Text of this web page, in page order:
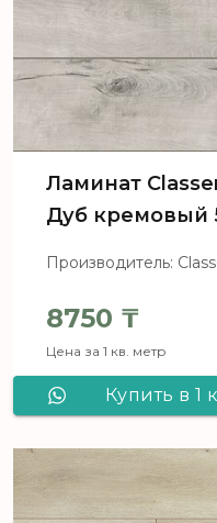
Ламинат
Дуб кремовый
Производитель:
8750 ₸
Цена за 1 кв. метр
Купить в 1